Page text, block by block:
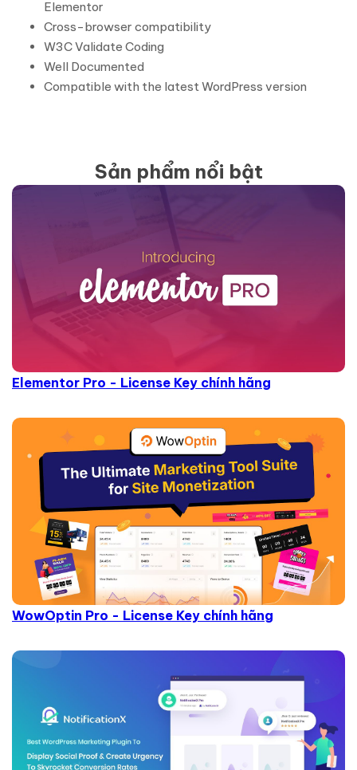
Elementor
Cross-browser compatibility
W3C Validate Coding
Well Documented
Compatible with the latest WordPress version
Sản phẩm nổi bật
Elementor Pro - License Key chính hãng
WowOptin Pro - License Key chính hãng